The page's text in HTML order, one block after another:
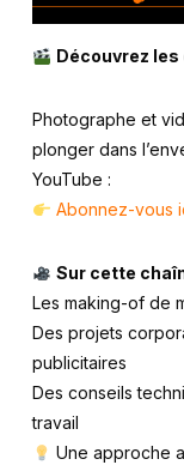
Découvrez
Photographe et
plonger dans
YouTube :
Abonnez-vous
Sur cette
Les making-of de
Des projets
publicitaires
Des conseils
travail
Une approche